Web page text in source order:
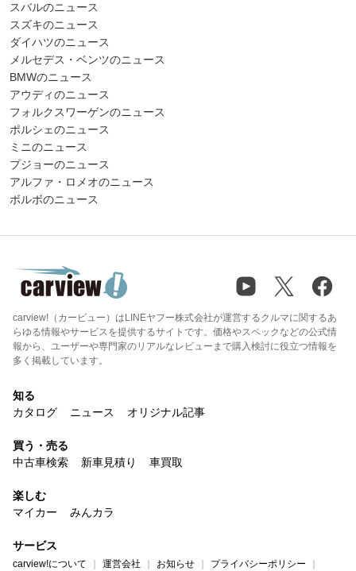
スバルのニュース
スズキのニュース
ダイハツのニュース
メルセデス・ベンツのニュース
BMWのニュース
アウディのニュース
フォルクスワーゲンのニュース
ポルシェのニュース
ミニのニュース
プジョーのニュース
アルファ・ロメオのニュース
ボルボのニュース
carview!（カービュー）はLINEヤフー株式会社が運営するクルマに関するあ
らゆる情報やサービスを提供するサイトです。価格やスペックなどの公式情
報から、ユーザーや専門家のリアルなレビューまで購入検討に役立つ情報を
多く掲載しています。
知る
カタログ
ニュース オリジナル記事
買う・売る
中古車検索
新車見積り 車買取
楽しむ
マイカー
みんカラ
サービス
carview!について 運営会社 お知らせ プライバシーポリシー